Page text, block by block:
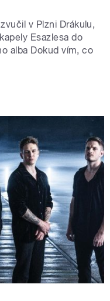
v Plzni Drákulu,
Esazlesa do
alba Dokud vím, co